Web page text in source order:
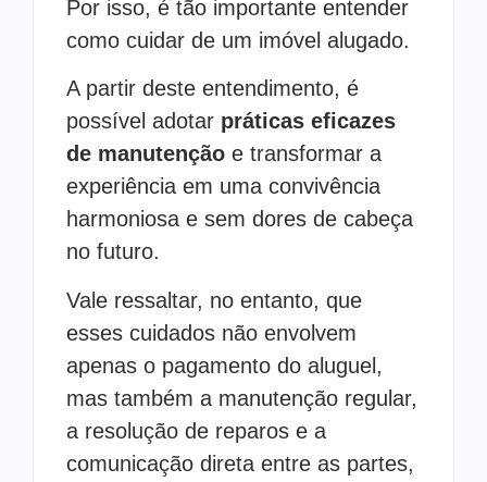
Por isso, é tão importante entender
como cuidar de um imóvel alugado.
A partir deste entendimento, é
possível adotar práticas eficazes
de manutenção e transformar a
experiência em uma convivência
harmoniosa e sem dores de cabeça
no futuro.
Vale ressaltar, no entanto, que
esses cuidados não envolvem
apenas o pagamento do aluguel,
mas também a manutenção regular,
a resolução de reparos e a
comunicação direta entre as partes,